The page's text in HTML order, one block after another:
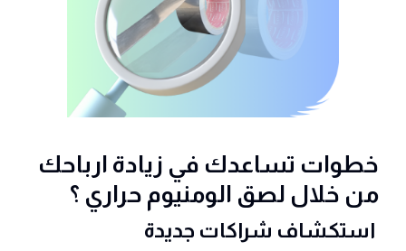
خطوات تساعدك في زيادة ارباحك
من خلال لصق الومنيوم حراري ؟
استكشاف شراكات جديدة